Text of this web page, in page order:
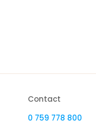
Contact
0 759 778 800